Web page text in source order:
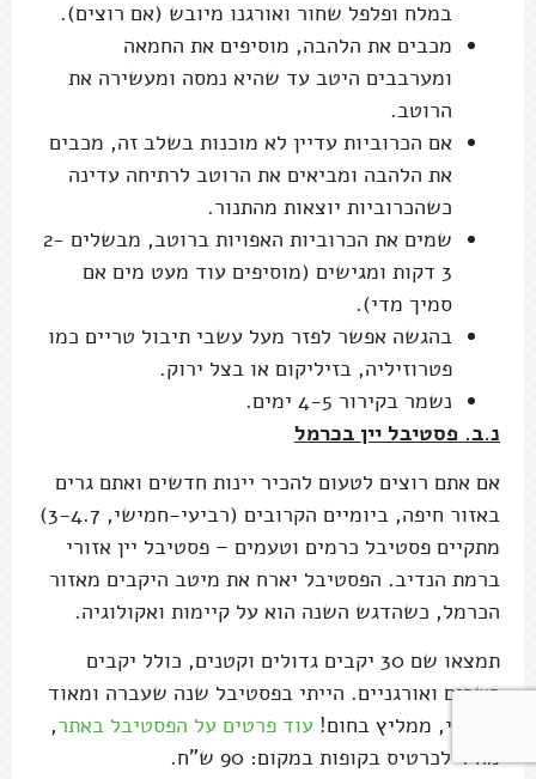
במלח ופלפל שחור ואורגנו מיובש (אם רוצים).
מכבים את הלהבה, מוסיפים את החמאה
ומערבבים היטב עד שהיא נמסה ומעשירה את
הרוטב.
אם הכרוביות עדיין לא מוכנות בשלב זה, מכבים
את הלהבה ומביאים את הרוטב לרתיחה עדינה
כשהכרוביות יוצאות מהתנור.
שמים את הכרוביות האפויות ברוטב, מבשלים 2-
3 דקות ומגישים (מוסיפים עוד מעט מים אם
סמיך מדי).
בהגשה אפשר לפזר מעל עשבי תיבול טריים כמו
פטרוזיליה, בזיליקום או בצל ירוק.
נשמר בקירור 4-5 ימים.
נ.ב. פסטיבל יין בכרמל
אם אתם רוצים לטעום להכיר יינות חדשים ואתם גרים
באזור חיפה, ביומיים הקרובים (רביעי-חמישי, 3-4.7)
מתקיים פסטיבל כרמים וטעמים – פסטיבל יין אזורי
ברמת הנדיב. הפסטיבל יארח את מיטב היקבים מאזור
הכרמל, כשהדגש השנה הוא על קיימות ואקולוגיה.
תמצאו שם 30 יקבים גדולים וקטנים, כולל יקבים
כשרים ואורגניים. הייתי בפסטיבל שנה שעברה ומאוד
נהניתי, ממליץ בחום! עוד פרטים על הפסטיבל באתר,
מחיר לכרטיס בקופות במקום: 90 ש"ח.